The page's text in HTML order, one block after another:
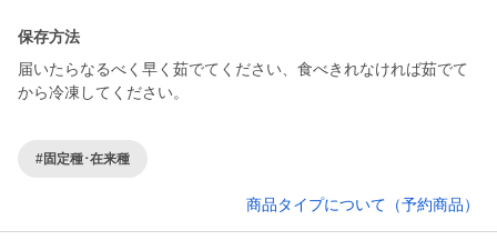
保存方法
届いたらなるべく早く茹でてください、食べきれなければ茹でて
から冷凍してください。
#固定種･在来種
商品タイプについて（予約商品）